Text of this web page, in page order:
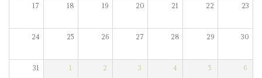
17 18 19 20 21 22 23
24 25 26 27 28 29 30
31 1 2 3 4 5 6